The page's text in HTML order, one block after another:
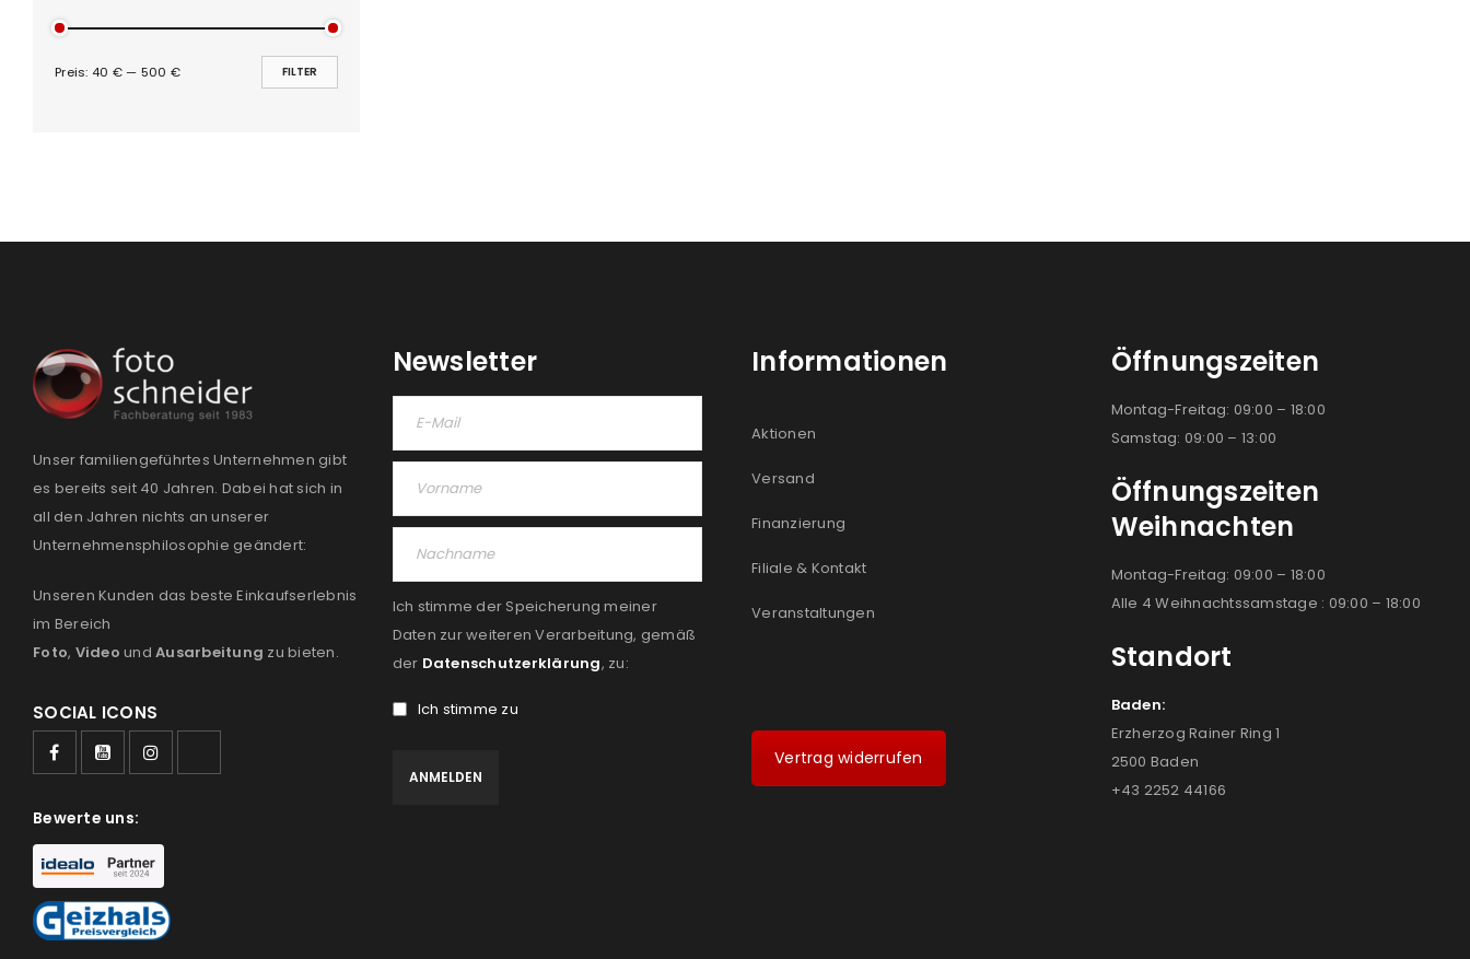
PASSWORT VERGESSEN?
FILTER
Preis: 40 €— 500 €
Unser familiengeführtes Unternehmen gibt
es bereits seit 40 Jahren. Dabei hat sich in
all den Jahren nichts an unserer
Unternehmensphilosophie geändert:
Unseren Kunden das beste Einkaufserlebnis
im Bereich
Foto, Video und Ausarbeitung zu bieten.
SOCIAL ICONS
Bewerte uns:
Newsletter
Ich stimme der Speicherung meiner
Daten zur weiteren Verarbeitung, gemäß
der Datenschutzerklärung, zu:
Ich stimme zu
Informationen
Aktionen
Versand
Finanzierung
Filiale & Kontakt
Veranstaltungen
Vertrag widerrufen
Öffnungszeiten
Montag-Freitag: 09:00 – 18:00
Samstag: 09:00 – 13:00
Öffnungszeiten
Weihnachten
Montag-Freitag: 09:00 – 18:00
Alle 4 Weihnachtssamstage : 09:00 – 18:00
Standort
Baden:
Erzherzog Rainer Ring 1
2500 Baden
+43 2252 44166